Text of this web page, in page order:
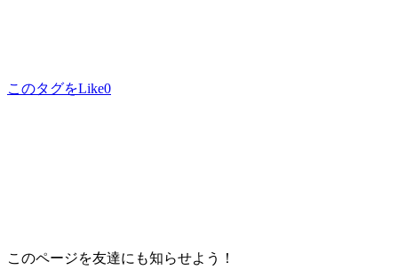
このタグをLike0
このページを友達にも知らせよう！